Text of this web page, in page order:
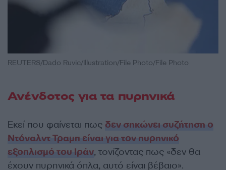
REUTERS/Dado Ruvic/Illustration/File Photo/File Photo
Ανένδοτος για τα πυρηνικά
Εκεί που φαίνεται πως δεν σηκώνει συζήτηση ο
Ντόναλντ Τραμπ είναι για τον πυρηνικό
εξοπλισμό του Ιράν, τονίζοντας πως «δεν θα
έχουν πυρηνικά όπλα, αυτό είναι βέβαιο».